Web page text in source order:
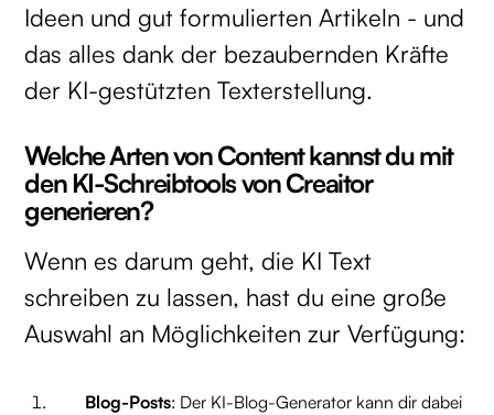
Ideen und gut formulierten Artikeln - und
das alles dank der bezaubernden Kräfte
der KI-gestützten Texterstellung.
Welche Arten von Content kannst du mit
den KI-Schreibtools von Creaitor
generieren?
Wenn es darum geht, die KI Text
schreiben zu lassen, hast du eine große
Auswahl an Möglichkeiten zur Verfügung:
Blog-Posts: Der KI-Blog-Generator kann dir dabei